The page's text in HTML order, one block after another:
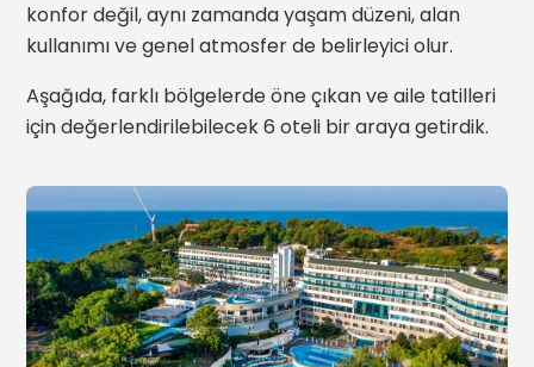
konfor değil, aynı zamanda yaşam düzeni, alan
kullanımı ve genel atmosfer de belirleyici olur.
Aşağıda, farklı bölgelerde öne çıkan ve aile tatilleri
için değerlendirilebilecek 6 oteli bir araya getirdik.